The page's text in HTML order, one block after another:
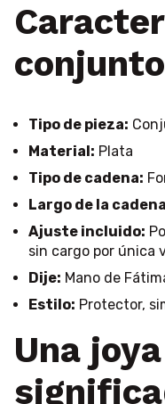
conjunto
Tipo de pieza:
Material: Plata
Tipo de cadena:
Largo de la
Ajuste incluido:
sin cargo por única
Dije: Mano de
Estilo: Protector,
Una